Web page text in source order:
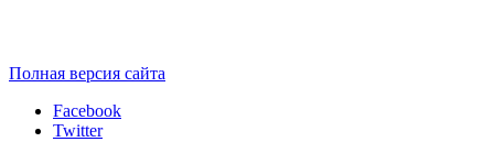
Полная версия сайта
Facebook
Twitter